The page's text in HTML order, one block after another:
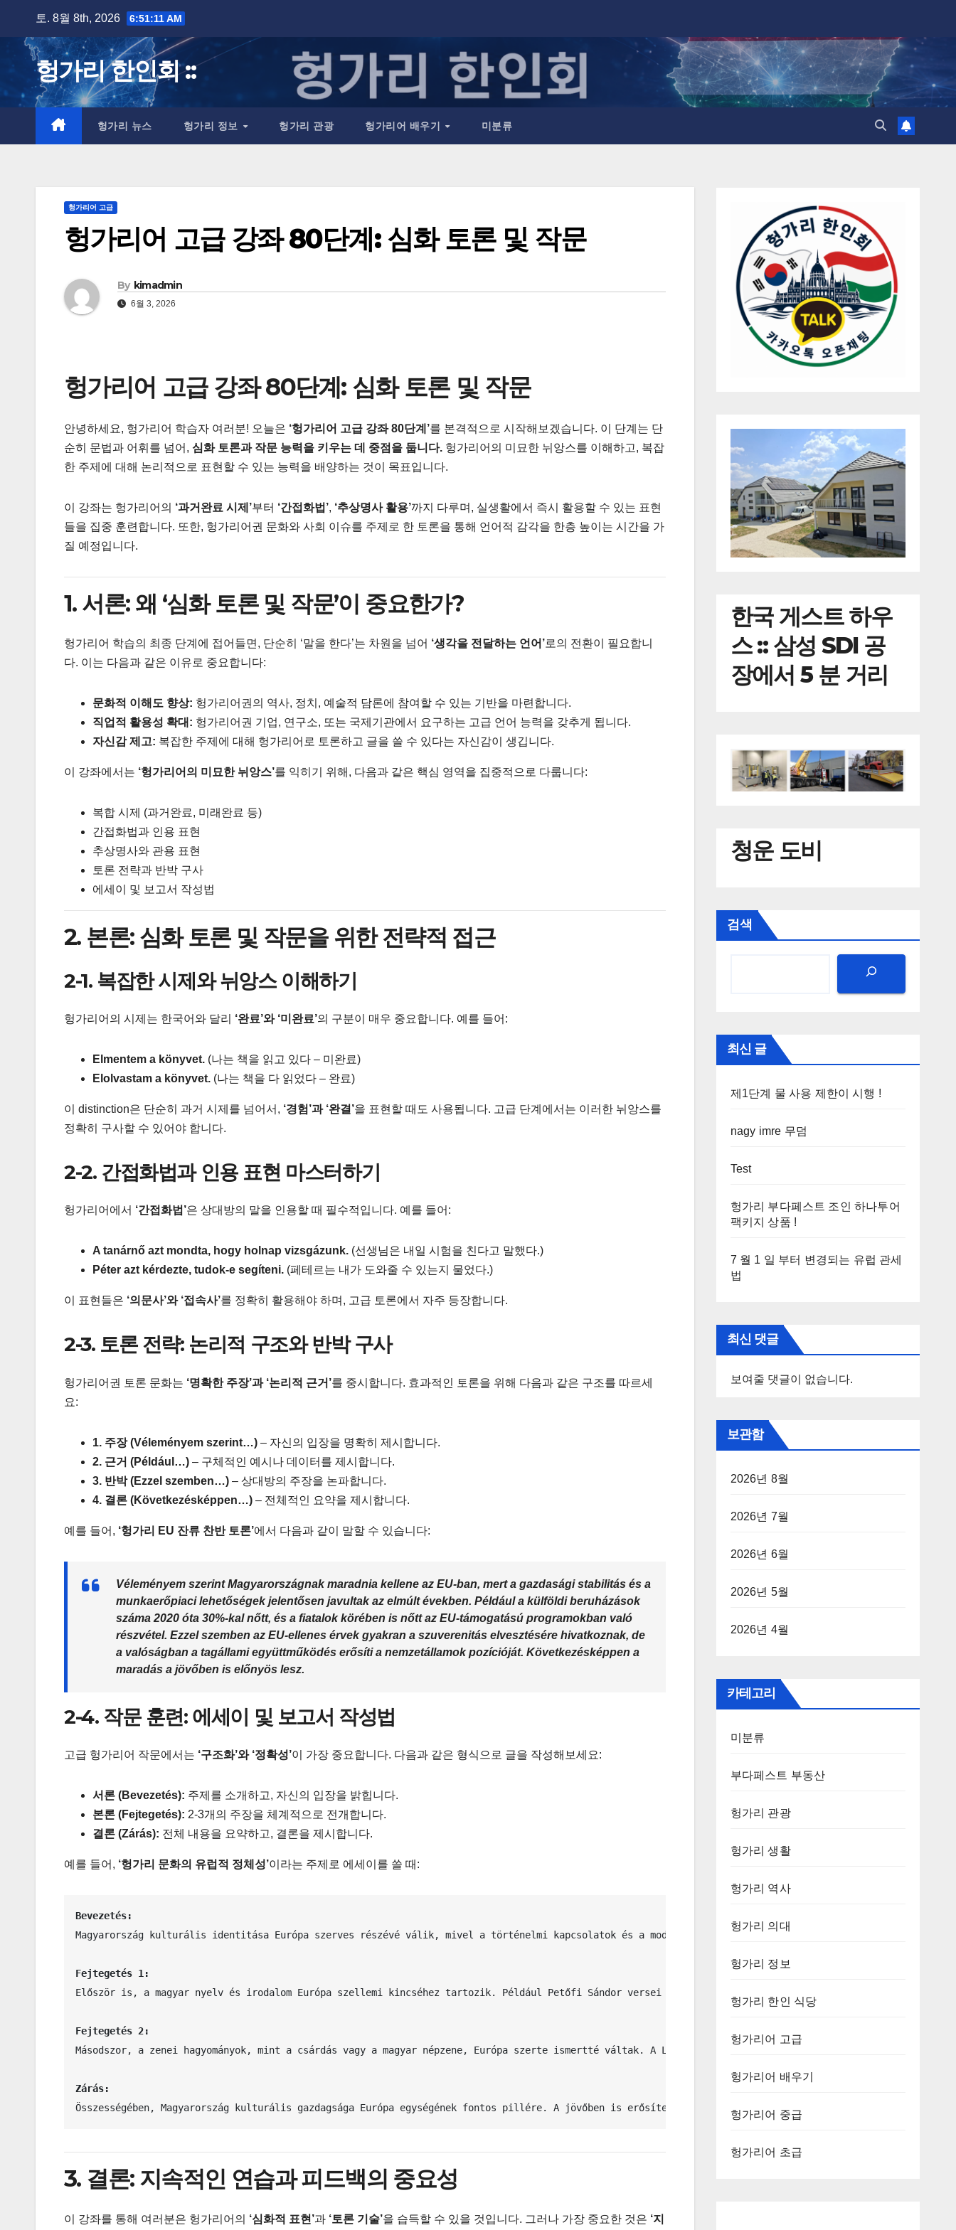
content
토. 8월 8th, 2026 6:51:12 AM
헝가리 한인회 ::
헝가리 뉴스 헝가리 정보 헝가리 관광 헝가리어 배우기 미분류
헝가리어 고급
헝가리어 고급 강좌 80단계: 심화 토론 및 작문
By kimadmin
6월 3, 2026
헝가리어 고급 강좌 80단계: 심화 토론 및 작문
안녕하세요, 헝가리어 학습자 여러분! 오늘은 ‘헝가리어 고급 강좌 80단계’를 본격적으로 시작해보겠습니다. 이 단계는 단
순히 문법과 어휘를 넘어, 심화 토론과 작문 능력을 키우는 데 중점을 둡니다. 헝가리어의 미묘한 뉘앙스를 이해하고, 복잡
한 주제에 대해 논리적으로 표현할 수 있는 능력을 배양하는 것이 목표입니다.
이 강좌는 헝가리어의 ‘과거완료 시제’부터 ‘간접화법’, ‘추상명사 활용’까지 다루며, 실생활에서 즉시 활용할 수 있는 표현
들을 집중 훈련합니다. 또한, 헝가리어권 문화와 사회 이슈를 주제로 한 토론을 통해 언어적 감각을 한층 높이는 시간을 가
질 예정입니다.
1. 서론: 왜 ‘심화 토론 및 작문’이 중요한가?
헝가리어 학습의 최종 단계에 접어들면, 단순히 ‘말을 한다’는 차원을 넘어 ‘생각을 전달하는 언어’로의 전환이 필요합니
다. 이는 다음과 같은 이유로 중요합니다:
문화적 이해도 향상: 헝가리어권의 역사, 정치, 예술적 담론에 참여할 수 있는 기반을 마련합니다.
직업적 활용성 확대: 헝가리어권 기업, 연구소, 또는 국제기관에서 요구하는 고급 언어 능력을 갖추게 됩니다.
자신감 제고: 복잡한 주제에 대해 헝가리어로 토론하고 글을 쓸 수 있다는 자신감이 생깁니다.
이 강좌에서는 ‘헝가리어의 미묘한 뉘앙스’를 익히기 위해, 다음과 같은 핵심 영역을 집중적으로 다룹니다:
복합 시제 (과거완료, 미래완료 등)
간접화법과 인용 표현
추상명사와 관용 표현
토론 전략과 반박 구사
에세이 및 보고서 작성법
2. 본론: 심화 토론 및 작문을 위한 전략적 접근
2-1. 복잡한 시제와 뉘앙스 이해하기
헝가리어의 시제는 한국어와 달리 ‘완료’와 ‘미완료’의 구분이 매우 중요합니다. 예를 들어:
Elmentem a könyvet. (나는 책을 읽고 있다 – 미완료)
Elolvastam a könyvet. (나는 책을 다 읽었다 – 완료)
이 distinction은 단순히 과거 시제를 넘어서, ‘경험’과 ‘완결’을 표현할 때도 사용됩니다. 고급 단계에서는 이러한 뉘앙스를
정확히 구사할 수 있어야 합니다.
2-2. 간접화법과 인용 표현 마스터하기
헝가리어에서 ‘간접화법’은 상대방의 말을 인용할 때 필수적입니다. 예를 들어:
A tanárnő azt mondta, hogy holnap vizsgázunk. (선생님은 내일 시험을 친다고 말했다.)
Péter azt kérdezte, tudok-e segíteni. (페테르는 내가 도와줄 수 있는지 물었다.)
이 표현들은 ‘의문사’와 ‘접속사’를 정확히 활용해야 하며, 고급 토론에서 자주 등장합니다.
2-3. 토론 전략: 논리적 구조와 반박 구사
헝가리어권 토론 문화는 ‘명확한 주장’과 ‘논리적 근거’를 중시합니다. 효과적인 토론을 위해 다음과 같은 구조를 따르세
요:
1. 주장 (Véleményem szerint…) – 자신의 입장을 명확히 제시합니다.
2. 근거 (Például…) – 구체적인 예시나 데이터를 제시합니다.
3. 반박 (Ezzel szemben…) – 상대방의 주장을 논파합니다.
4. 결론 (Következésképpen…) – 전체적인 요약을 제시합니다.
예를 들어, ‘헝가리 EU 잔류 찬반 토론’에서 다음과 같이 말할 수 있습니다:
Véleményem szerint Magyarországnak maradnia kellene az EU-ban, mert a gazdasági stabilitás és a
munkaerőpiaci lehetőségek jelentősen javultak az elmúlt években. Példáula külföldi beruházások
száma 2020 óta 30%-kal nőtt, és a fiatalok körében is nőtt az EU-támogatású programokban való
részvétel. Ezzel szemben az EU-ellenes érvek gyakran a szuverenitás elvesztésére hivatkoznak, de
a valóságban a tagállami együttműködés erősíti a nemzetállamok pozícióját. Következésképpen a
maradás a jövőben is előnyös lesz.
2-4. 작문 훈련: 에세이 및 보고서 작성법
고급 헝가리어 작문에서는 ‘구조화’와 ‘정확성’이 가장 중요합니다. 다음과 같은 형식으로 글을 작성해보세요:
서론 (Bevezetés): 주제를 소개하고, 자신의 입장을 밝힙니다.
본론 (Fejtegetés): 2-3개의 주장을 체계적으로 전개합니다.
결론 (Zárás): 전체 내용을 요약하고, 결론을 제시합니다.
예를 들어, ‘헝가리 문화의 유럽적 정체성’이라는 주제로 에세이를 쓸 때:
Bevezetés:
Magyarország kulturális identitása Európa szerves részévé válik, mivel a történelmi kapcsolatok és a modern együttműködések erősítik a kontinens egységét.
Fejtegetés 1:
Először is, a magyar nyelv és irodalom Európa szellemi kincséhez tartozik. Például Petőfi Sándor versei nemcsak a magyarok, hanem a szomszédos
Fejtegetés 2:
Másodszor, a zenei hagyományok, mint a csárdás vagy a magyar népzene, Európa szerte ismertté váltak. A Liszt Ferenc Zeneművészeti Egyetem nemzetközi
Zárás:
Összességében, Magyarország kulturális gazdagsága Európa egységének fontos pillére. A jövőben is erősíteni kellene ezeket a kapcsolatokat.
3. 결론: 지속적인 연습과 피드백의 중요성
이 강좌를 통해 여러분은 헝가리어의 ‘심화적 표현’과 ‘토론 기술’을 습득할 수 있을 것입니다. 그러나 가장 중요한 것은 ‘지
한국 게스트 하우
스 :: 삼성 SDI 공
장에서 5 분 거리
청운 도비
검색
최신 글
제1단계 물 사용 제한이 시행 !
nagy imre 무덤
Test
헝가리 부다페스트 조인 하나투어
팩키지 상품 !
7 월 1 일 부터 변경되는 유럽 관세
법
최신 댓글
보여줄 댓글이 없습니다.
보관함
2026년 8월
2026년 7월
2026년 6월
2026년 5월
2026년 4월
카테고리
미분류
부다페스트 부동산
헝가리 관광
헝가리 생활
헝가리 역사
헝가리 의대
헝가리 정보
헝가리 한인 식당
헝가리어 고급
헝가리어 배우기
헝가리어 중급
헝가리어 초급